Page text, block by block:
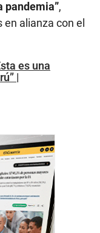
pandemia”,
alianza con el
es una
|